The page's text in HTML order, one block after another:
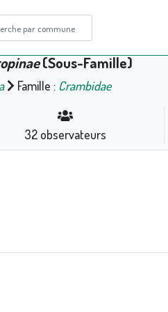
(Sous-Famille)
Famille : Crambidae
32 observateurs